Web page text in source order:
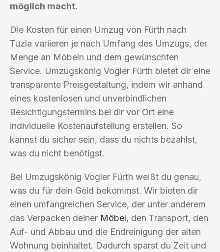
möglich macht.
Die Kosten für einen Umzug von Fürth nach
Tuzla variieren je nach Umfang des Umzugs, der
Menge an Möbeln und dem gewünschten
Service. Umzugskönig Vogler Fürth bietet dir eine
transparente Preisgestaltung, indem wir anhand
eines kostenlosen und unverbindlichen
Besichtigungstermins bei dir vor Ort eine
individuelle Kostenaufstellung erstellen. So
kannst du sicher sein, dass du nichts bezahlst,
was du nicht benötigst.
Bei Umzugskönig Vogler Fürth weißt du genau,
was du für dein Geld bekommst. Wir bieten dir
einen umfangreichen Service, der unter anderem
das Verpacken deiner Möbel, den Transport, den
Auf- und Abbau und die Endreinigung der alten
Wohnung beinhaltet. Dadurch sparst du Zeit und